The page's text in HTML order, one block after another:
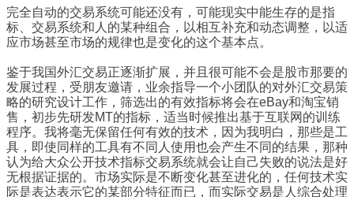
完全自动的交易系统可能还没有，可能现实中能生存的是指
标、交易系统和人的某种组合，以相互补充和动态调整，以适
应市场甚至市场的规律也是变化的这个基本点。
鉴于我国外汇交易正逐渐扩展，并且很可能不会是股市那要的
发展过程，受朋友邀请，业余指导一个小团队的对外汇交易策
略的研究设计工作，筛选出的有效指标将会在eBay和淘宝销
售，初步先研发MT的指标，适当时候推出基于互联网的训练
程序。我将毫无保留任何有效的技术，因为我明白，那些是工
具，即使同样的工具有不同人使用也会产生不同的结果，那种
认为给大众公开技术指标交易系统就会让自己失败的说法是好
无根据证据的。市场实际是不断变化甚至进化的，任何技术实
际是表达表示它的某部分特征而已，而实际交易是人综合处理